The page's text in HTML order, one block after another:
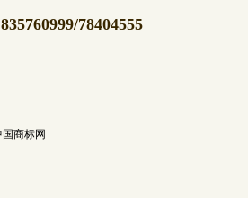
78404555
商标网